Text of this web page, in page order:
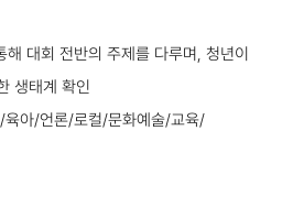
해 대회 전반의 주제를 다루며, 청년이
생태계 확인
아/언론/로컬/문화예술/교육/